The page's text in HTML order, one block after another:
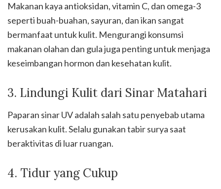
Makanan kaya antioksidan, vitamin C, dan omega-3
seperti buah-buahan, sayuran, dan ikan sangat
bermanfaat untuk kulit. Mengurangi konsumsi
makanan olahan dan gula juga penting untuk menjaga
keseimbangan hormon dan kesehatan kulit.
3. Lindungi Kulit dari Sinar Matahari
Paparan sinar UV adalah salah satu penyebab utama
kerusakan kulit. Selalu gunakan tabir surya saat
beraktivitas di luar ruangan.
4. Tidur yang Cukup